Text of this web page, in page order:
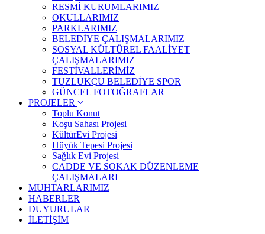
RESMİ KURUMLARIMIZ
OKULLARIMIZ
PARKLARIMIZ
BELEDİYE ÇALIŞMALARIMIZ
SOSYAL KÜLTÜREL FAALİYET
ÇALIŞMALARIMIZ
FESTİVALLERİMİZ
TUZLUKÇU BELEDİYE SPOR
GÜNCEL FOTOĞRAFLAR
PROJELER
Toplu Konut
Koşu Sahası Projesi
KültürEvi Projesi
Hüyük Tepesi Projesi
Sağlık Evi Projesi
CADDE VE SOKAK DÜZENLEME
ÇALIŞMALARI
MUHTARLARIMIZ
HABERLER
DUYURULAR
İLETİŞİM